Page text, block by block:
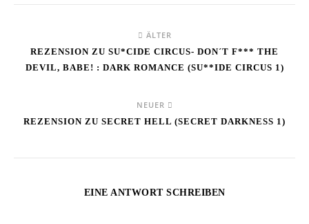
ÄLTER
REZENSION ZU SU*CIDE CIRCUS- DON´T F*** THE
DEVIL, BABE! : DARK ROMANCE (SU**IDE CIRCUS 1)
NEUER
REZENSION ZU SECRET HELL (SECRET DARKNESS 1)
EINE ANTWORT SCHREIBEN